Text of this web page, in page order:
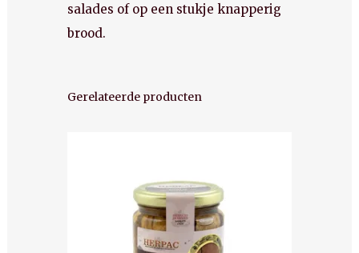
salades of op een stukje knapperig
brood.
Gerelateerde producten